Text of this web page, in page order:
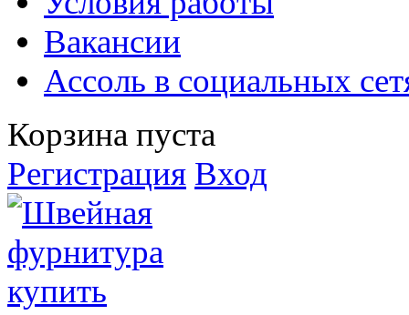
Вакансии
Ассоль в социальных
Корзина пуста
Регистрация Вход